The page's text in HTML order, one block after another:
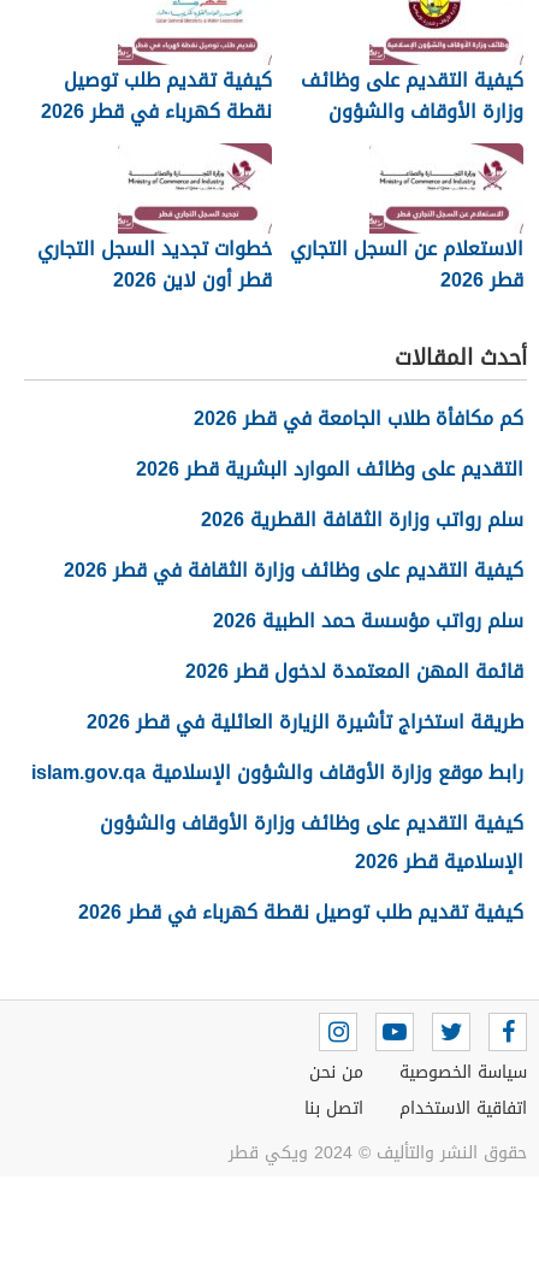
كيفية التقديم على وظائف
وزارة الأوقاف والشؤون
الإسلامية قطر 2026
كيفية تقديم طلب توصيل
نقطة كهرباء في قطر 2026
الاستعلام عن السجل التجاري
قطر 2026
خطوات تجديد السجل التجاري
قطر أون لاين 2026
أحدث المقالات
كم مكافأة طلاب الجامعة في قطر 2026
التقديم على وظائف الموارد البشرية قطر 2026
سلم رواتب وزارة الثقافة القطرية 2026
كيفية التقديم على وظائف وزارة الثقافة في قطر 2026
سلم رواتب مؤسسة حمد الطبية 2026
قائمة المهن المعتمدة لدخول قطر 2026
طريقة استخراج تأشيرة الزيارة العائلية في قطر 2026
رابط موقع وزارة الأوقاف والشؤون الإسلامية islam.gov.qa
كيفية التقديم على وظائف وزارة الأوقاف والشؤون
الإسلامية قطر 2026
كيفية تقديم طلب توصيل نقطة كهرباء في قطر 2026
سياسة الخصوصية
اتفاقية الاستخدام
من نحن
اتصل بنا
حقوق النشر والتأليف © 2024 ويكي قطر